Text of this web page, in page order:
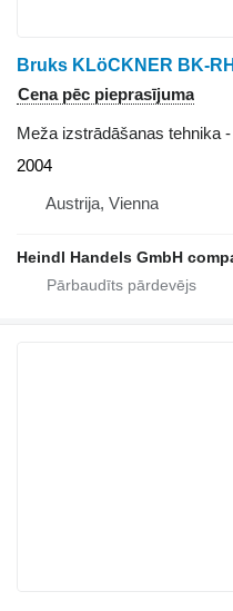
Bruks KLöCKNER BK-
Cena pēc pieprasījuma
Meža izstrādāšanas tehnika
2004
Austrija, Vienna
Heindl Handels GmbH